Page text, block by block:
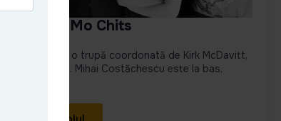
The Mo Chits
Mo Chits este o trupă coordonată de Kirk McDavitt,
din Detroit. Mihai Costăchescu este la bas,